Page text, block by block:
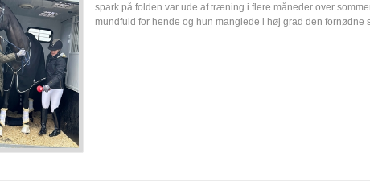
spark på folden var ude af træning i flere måneder over
mundfuld for hende og hun manglede i høj grad den fornødne